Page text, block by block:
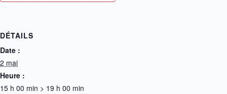
DÉTAILS
Date :
2 mai
Heure :
15 h 00 min > 19 h 00 min